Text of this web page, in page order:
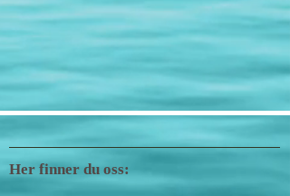
Her finner du oss: